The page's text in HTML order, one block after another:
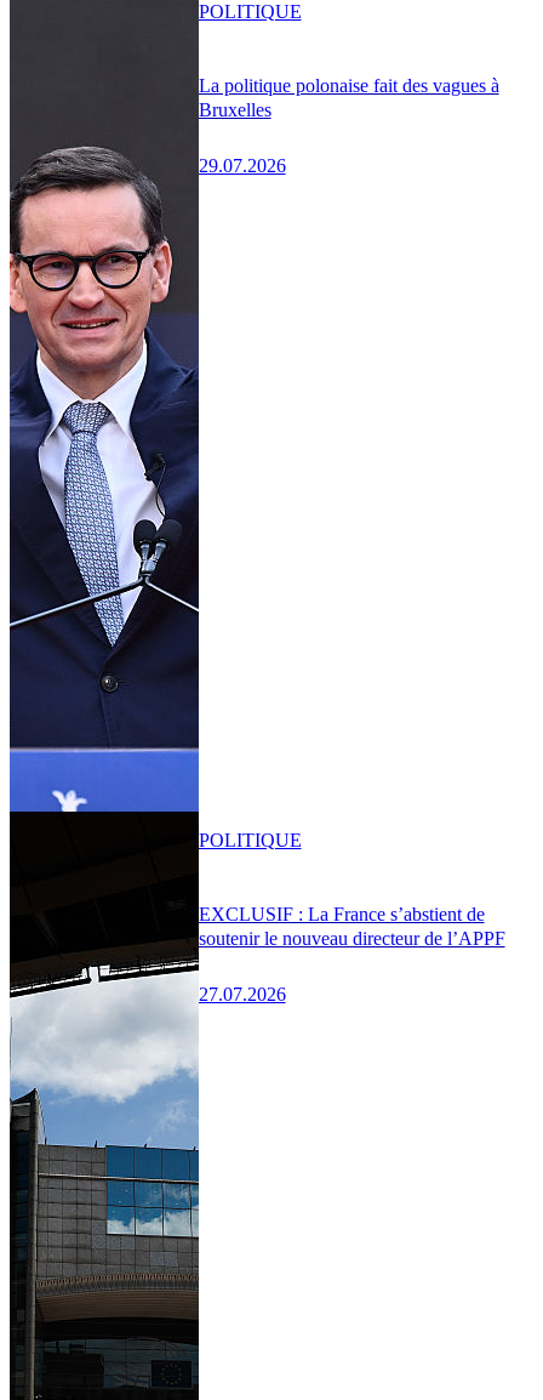
La politique polonaise fait des vagues à
Bruxelles
29.07.2026
POLITIQUE
EXCLUSIF : La France s’abstient de
soutenir le nouveau directeur de l’APPF
27.07.2026
POLITIQUE